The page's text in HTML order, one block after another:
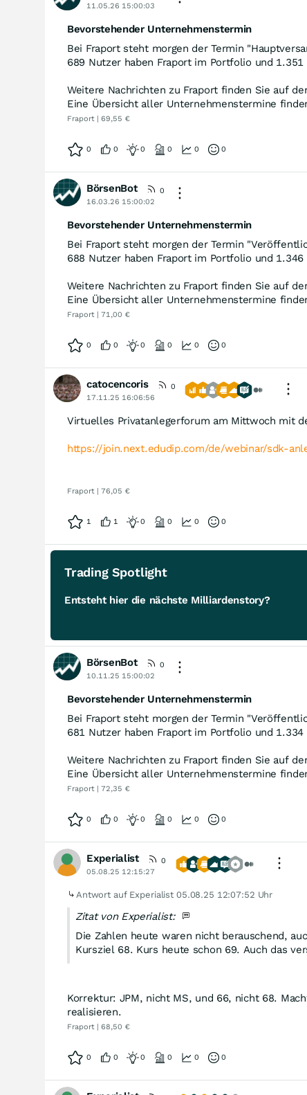
11.05.26 15:00:03
Bevorstehender Unternehmenstermin
Bei Fraport steht morgen der Termin
689 Nutzer haben Fraport im Portfolio und
Weitere Nachrichten zu Fraport finden Sie auf
Eine Übersicht aller Unternehmenstermine
Fraport | 69,55 €
0 0 0 0 0 0
BörsenBot
0
16.03.26 15:00:02
Bevorstehender Unternehmenstermin
Bei Fraport steht morgen der Termin
688 Nutzer haben Fraport im Portfolio und
Weitere Nachrichten zu Fraport finden Sie auf
Eine Übersicht aller Unternehmenstermine
Fraport | 71,00 €
0 0 0 0 0 0
catocencoris
0
17.11.25 16:06:56
Virtuelles Privatanlegerforum am Mittwoch mit
https://join.next.edudip.com/de/webinar/sdk-
Fraport | 76,05 €
1 1 0 0 0 0
Trading Spotlight
Entsteht hier die nächste Milliardenstory?
BörsenBot
0
10.11.25 15:00:02
Bevorstehender Unternehmenstermin
Bei Fraport steht morgen der Termin
681 Nutzer haben Fraport im Portfolio und
Weitere Nachrichten zu Fraport finden Sie auf
Eine Übersicht aller Unternehmenstermine
Fraport | 72,35 €
0 0 0 0 0 0
Experialist
0
05.08.25 12:15:27
Antwort auf Experialist 05.08.25 12:07:52 Uhr
Zitat von Experialist:
Die Zahlen heute waren nicht berauschend,
Kursziel 68. Kurs heute schon 69. Auch das
Korrektur: JPM, nicht MS, und 66, nicht 68.
realisieren.
Fraport | 68,50 €
0 0 0 0 0 0